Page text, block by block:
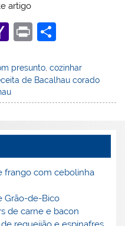
artigo
Y
h
o
o
l
Pr
t
ar
e
presunto ,cozinhar
de Bacalhau corado
frango com cebolinha
Grão-de-Bico
de carne e bacon